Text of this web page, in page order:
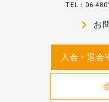
TEL：06-
navigate_next お
入会・退会